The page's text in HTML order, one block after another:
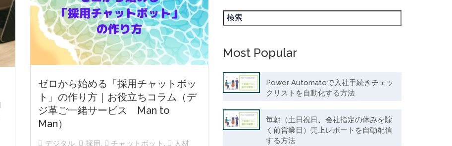
ゼロから始める「採用チャットボッ
ト」の作り方｜お役立ちコラム（デ
ジ革ご一緒サービス Man to
Man）
デジタル, 採用, チャットボット ,
人材
Most Popular
Power Automateで入社手続きチェッ
クリストを自動化する方法
毎朝（土日祝日、会社指定の休みを除
く前営業日）売上レポートを自動配信
する方法